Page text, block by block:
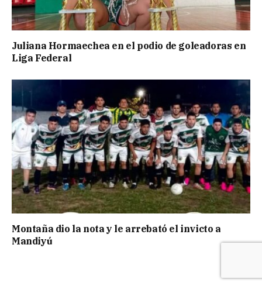
Juliana Hormaechea en el podio de goleadoras en
Liga Federal
Montaña dio la nota y le arrebató el invicto a
Mandiyú